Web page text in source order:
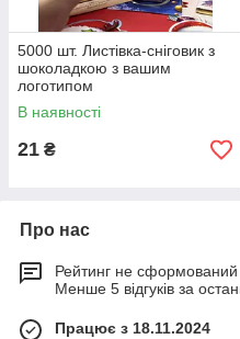
5000 шт. Листівка-сніговик з
шоколадкою з вашим
логотипом
В наявності
21 ₴
Про нас
Рейтинг не сформований
Менше 5 відгуків за
Працює з 18.11.2024